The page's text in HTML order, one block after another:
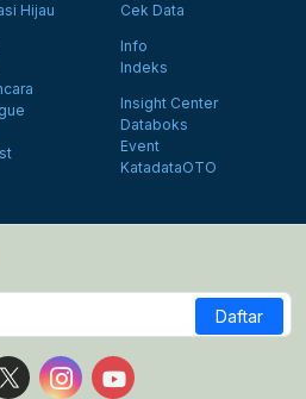
Hijau
Cek Data
Info
Indeks
Insight Center
Databoks
Event
KatadataOTO
Daftar
us on Facebook
Follow us on X
Follow us on Instagram
Follow us on